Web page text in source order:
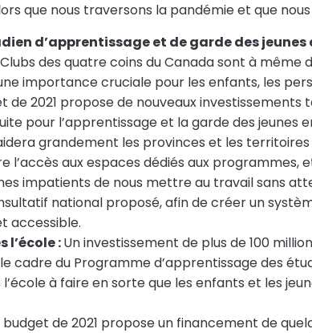
que nous traversons la pandémie et que
d’apprentissage et de garde des jeunes
des quatre coins du Canada sont à
importance cruciale pour les enfants, les
de 2021 propose de nouveaux
pour l’apprentissage et la garde des
grandement les provinces et les
l’accès aux espaces dédiés aux
impatients de nous mettre au travail sans
national proposé, afin de créer un
accessible.
l’école :Un investissement de plus de 100
cadre du Programme d’apprentissage des
à faire en sorte que les enfants et les
budget de 2021 propose un financement de